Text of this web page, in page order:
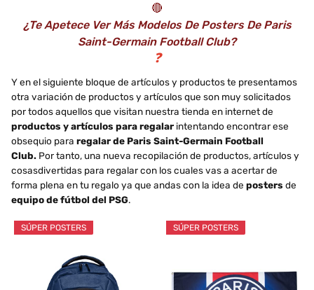
🔴
¿Te Apetece Ver Más Modelos De Posters De Paris
Saint-Germain Football Club?
❓
Y en el siguiente bloque de artículos y productos te presentamos
otra variación de productos y artículos que son muy solicitados
por todos aquellos que visitan nuestra tienda en internet de
productos y artículos para regalar intentando encontrar ese
obsequio para regalar de Paris Saint-Germain Football
Club. Por tanto, una nueva recopilación de productos, artículos y
cosasdivertidas para regalar con los cuales vas a acertar de
forma plena en tu regalo ya que andas con la idea de posters de
equipo de fútbol del PSG.
SÚPER POSTERS SÚPER POSTERS